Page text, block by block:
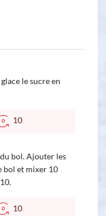
le sucre en
10
bol. Ajouter les
bol et mixer 10
10